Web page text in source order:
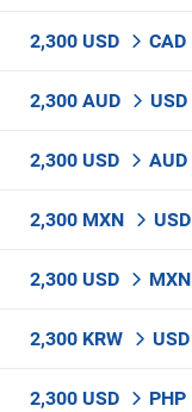
2,300 USD CAD
2,300 AUD USD
2,300 USD AUD
2,300 MXN USD
2,300 USD MXN
2,300 KRW USD
2,300 USD PHP